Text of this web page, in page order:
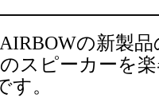
の新製
スピーカーを
す。